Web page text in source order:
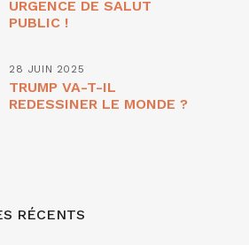
URGENCE DE SALUT
PUBLIC !
28 JUIN 2025
TRUMP VA-T-IL
REDESSINER LE MONDE ?
RÉCENTS